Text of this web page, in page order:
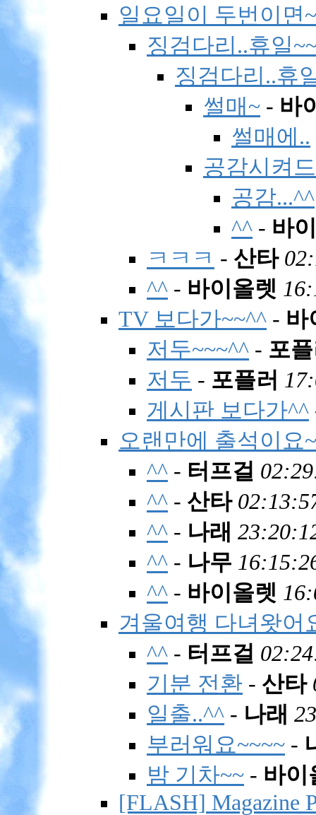
일요일이 두번이면
징검다리..휴일
징검다리..휴
썰매~ - 바
썰매에..
공감시켜
공감...^^
^^ - 바
ㅋㅋㅋ - 산타
^^ - 바이올렛
TV 보다가~~^^ - 바
저두~~~^^ - 포
저두 - 포플러
게시판 보다가^^
오랜만에 출석이요
^^ - 터프걸
^^ - 산타
^^ - 나래
^^ - 나무
^^ - 바이올렛
겨울여행 다녀왓어
^^ - 터프걸
기분 전환 - 산타
일출..^^ - 나래
부러워요~~~~ -
밤 기차~~ - 바이
[FLASH] Magazine